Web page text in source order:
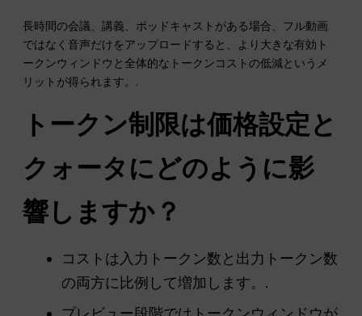
長時間の会議、講義、ポッドキャストがある場合、フル動画
ではなく音声だけをアップロードすると、より大きな有効ト
ークンウィンドウと全体的なトークンコストの低減というメ
リットが得られます。.
トークン制限は価格設定と
クォータにどのように影
響しますか？
コストは入力トークン数と出力トークン数
の両方に比例して増加します。.